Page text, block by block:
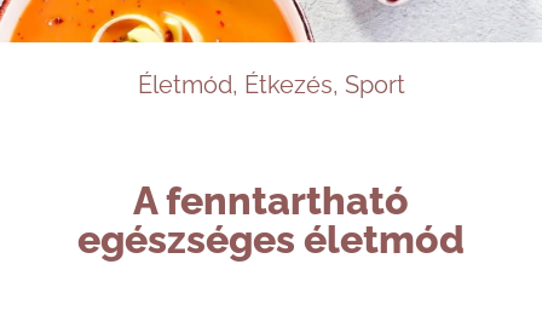
Életmód, Étkezés, Sport
A fenntartható
egészséges életmód